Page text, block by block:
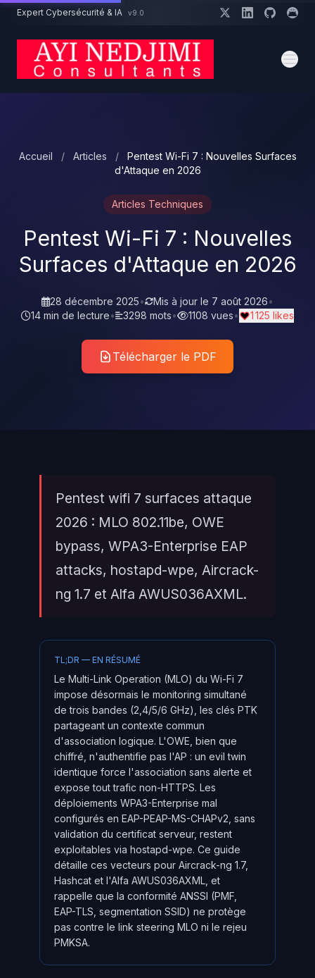
Aller au contenu principal
Expert Cybersécurité & IA v9.0
Accueil / Articles /
Pentest Wi-Fi 7 : Nouvelles Surfaces
d'Attaque en 2026
Articles Techniques
Pentest Wi-Fi 7 : Nouvelles
Surfaces d'Attaque en 2026
28 décembre 2025• Mis à jour le 7 août 2026•
14 min de lecture• 3298 mots• 1108 vues• 1 125 likes
Télécharger le PDF
Pentest wifi 7 surfaces attaque
2026 : MLO 802.11be, OWE
bypass, WPA3-Enterprise EAP
attacks, hostapd-wpe, Aircrack-
ng 1.7 et Alfa AWUS036AXML.
TL;DR — EN RÉSUMÉ
Le Multi-Link Operation (MLO) du Wi-Fi 7
impose désormais le monitoring simultané
de trois bandes (2,4/5/6 GHz), les clés PTK
partageant un contexte commun
d'association logique. L'OWE, bien que
chiffré, n'authentifie pas l'AP : un evil twin
identique force l'association sans alerte et
expose tout trafic non-HTTPS. Les
déploiements WPA3-Enterprise mal
configurés en EAP-PEAP-MS-CHAPv2, sans
validation du certificat serveur, restent
exploitables via hostapd-wpe. Ce guide
détaille ces vecteurs pour Aircrack-ng 1.7,
Hashcat et l'Alfa AWUS036AXML, et
rappelle que la conformité ANSSI (PMF,
EAP-TLS, segmentation SSID) ne protège
pas contre le link steering MLO ni le rejeu
PMKSA.
Un projet cybersécurité ?